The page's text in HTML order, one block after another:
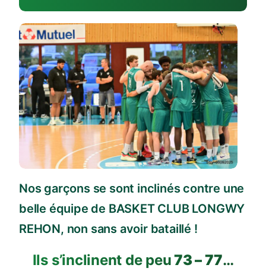
Nos garçons se sont inclinés contre une
belle équipe de BASKET CLUB LONGWY
REHON, non sans avoir bataillé !
Ils s’inclinent de peu73 – 77…